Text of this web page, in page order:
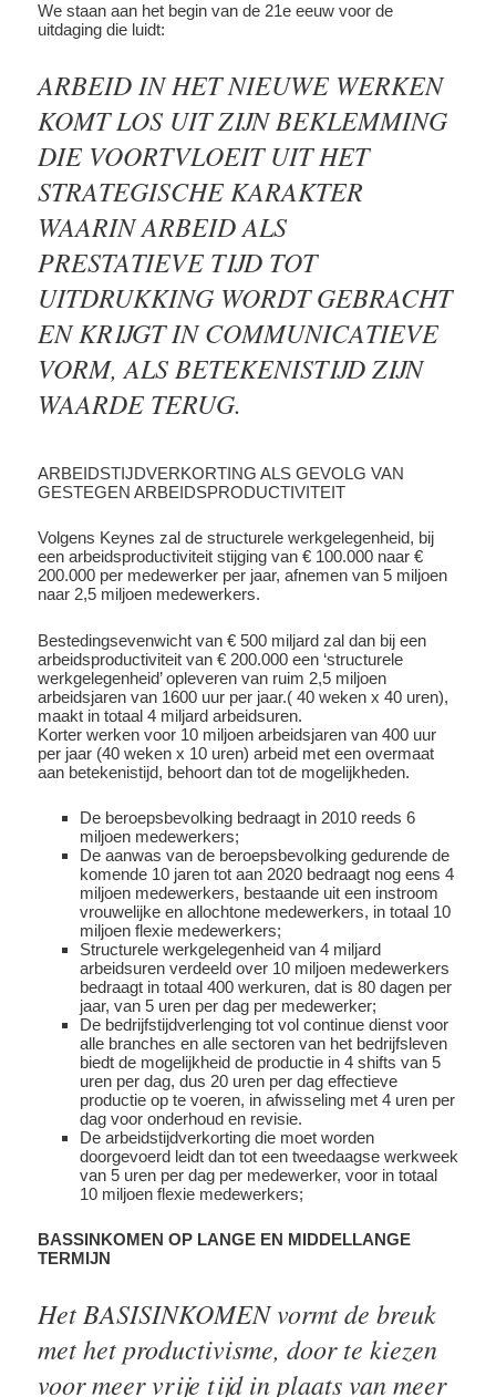
We staan aan het begin van de 21e eeuw voor de
uitdaging die luidt:
ARBEID IN HET NIEUWE WERKEN
KOMT LOS UIT ZIJN BEKLEMMING
DIE VOORTVLOEIT UIT HET
STRATEGISCHE KARAKTER
WAARIN ARBEID ALS
PRESTATIEVE TIJD TOT
UITDRUKKING WORDT GEBRACHT
EN KRIJGT IN COMMUNICATIEVE
VORM, ALS BETEKENISTIJD ZIJN
WAARDE TERUG.
ARBEIDSTIJDVERKORTING ALS GEVOLG VAN
GESTEGEN ARBEIDSPRODUCTIVITEIT
Volgens Keynes zal de structurele werkgelegenheid, bij
een arbeidsproductiviteit stijging van € 100.000 naar €
200.000 per medewerker per jaar, afnemen van 5 miljoen
naar 2,5 miljoen medewerkers.
Bestedingsevenwicht van € 500 miljard zal dan bij een
arbeidsproductiviteit van € 200.000 een ‘structurele
werkgelegenheid’ opleveren van ruim 2,5 miljoen
arbeidsjaren van 1600 uur per jaar.( 40 weken x 40 uren),
maakt in totaal 4 miljard arbeidsuren.
Korter werken voor 10 miljoen arbeidsjaren van 400 uur
per jaar (40 weken x 10 uren) arbeid met een overmaat
aan betekenistijd, behoort dan tot de mogelijkheden.
De beroepsbevolking bedraagt in 2010 reeds 6
miljoen medewerkers;
De aanwas van de beroepsbevolking gedurende de
komende 10 jaren tot aan 2020 bedraagt nog eens 4
miljoen medewerkers, bestaande uit een instroom
vrouwelijke en allochtone medewerkers, in totaal 10
miljoen flexie medewerkers;
Structurele werkgelegenheid van 4 miljard
arbeidsuren verdeeld over 10 miljoen medewerkers
bedraagt in totaal 400 werkuren, dat is 80 dagen per
jaar, van 5 uren per dag per medewerker;
De bedrijfstijdverlenging tot vol continue dienst voor
alle branches en alle sectoren van het bedrijfsleven
biedt de mogelijkheid de productie in 4 shifts van 5
uren per dag, dus 20 uren per dag effectieve
productie op te voeren, in afwisseling met 4 uren per
dag voor onderhoud en revisie.
De arbeidstijdverkorting die moet worden
doorgevoerd leidt dan tot een tweedaagse werkweek
van 5 uren per dag per medewerker, voor in totaal
10 miljoen flexie medewerkers;
BASSINKOMEN OP LANGE EN MIDDELLANGE
TERMIJN
Het BASISINKOMEN vormt de breuk
met het productivisme, door te kiezen
voor meer vrije tijd in plaats van meer